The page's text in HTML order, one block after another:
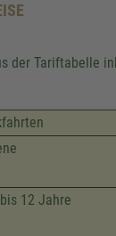
der Tariftabelle
12 Jahre